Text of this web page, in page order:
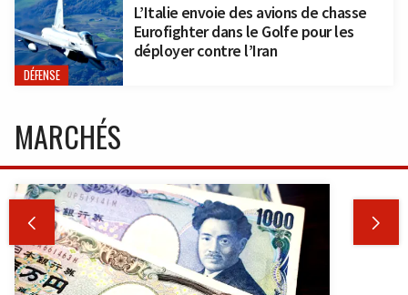
DÉFENSE
L’Italie envoie des avions de chasse
Eurofighter dans le Golfe pour les
déployer contre l’Iran
MARCHÉS
 